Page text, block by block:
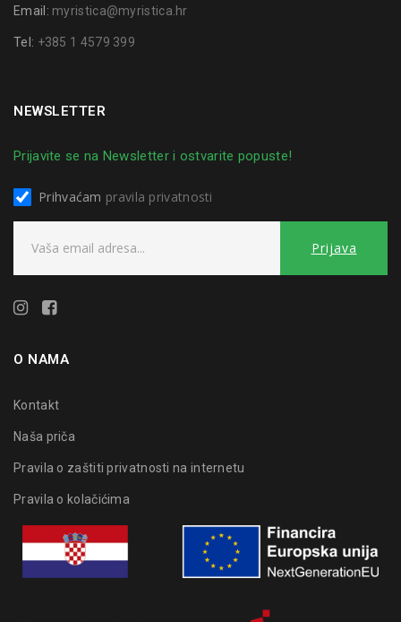
Email: myristica@myristica.hr
Tel: +385 1 4579 399
NEWSLETTER
Prijavite se na Newsletter i ostvarite popuste!
Prihvaćam pravila privatnosti
O NAMA
Kontakt
Naša priča
Pravila o zaštiti privatnosti na internetu
Pravila o kolačićima